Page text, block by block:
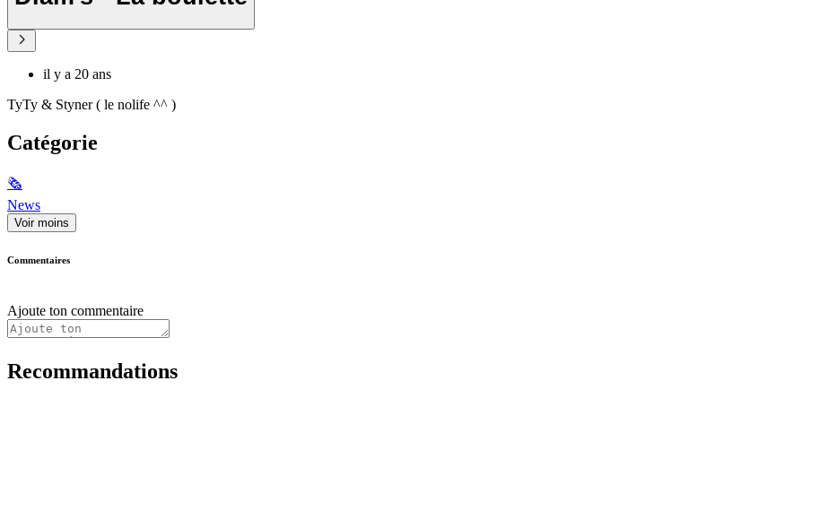
il y a 20 ans
TyTy & Styner ( le nolife ^^ )
Catégorie
🗞
News
Voir moins
Commentaires
Ajoute ton commentaire
Recommandations